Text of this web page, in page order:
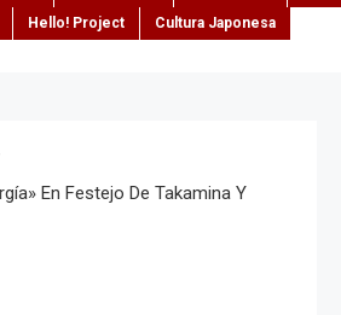
Hello! Project
Cultura Japonesa
En Festejo De Takamina Y